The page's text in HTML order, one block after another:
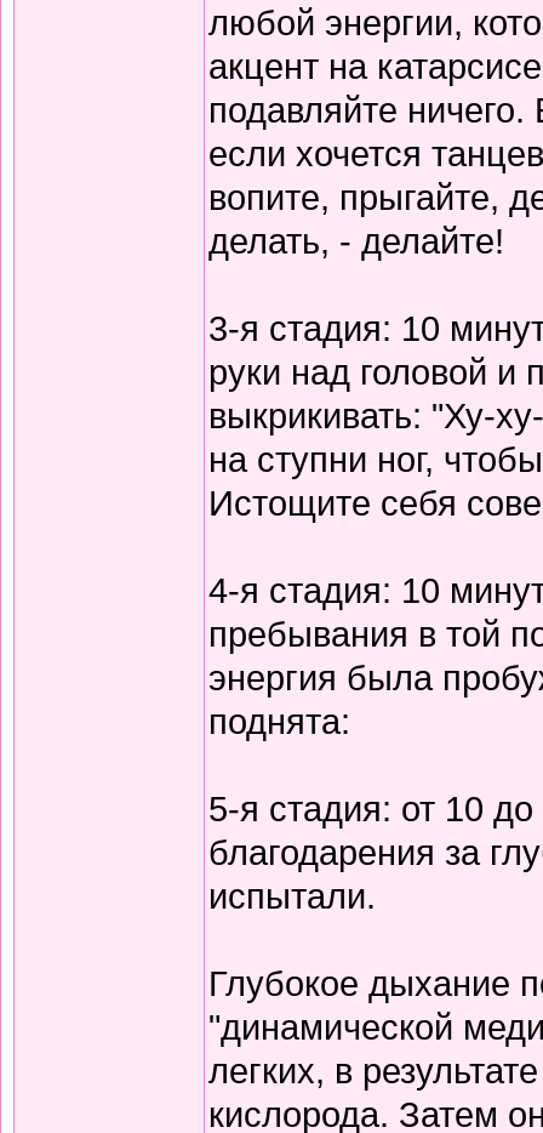
любой энергии,
акцент на
подавляйте
если хочется
вопите, прыгайте,
делать, - делайте!
3-я стадия: 10
руки над головой и
выкрикивать: "Ху-
на ступни ног,
Истощите себя
4-я стадия: 10
пребывания в той
энергия была
поднята:
5-я стадия: от 10
благодарения за
испытали.
Глубокое дыхание
"динамической
легких, в
кислорода. Затем